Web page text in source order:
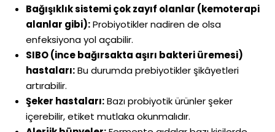
Bağışıklık sistemi çok zayıf olanlar (kemoterapi
alanlar gibi):Probiyotikler nadiren de olsa
enfeksiyona yol açabilir.
SIBO (ince bağırsakta aşırı bakteri üremesi)
hastaları:Bu durumda prebiyotikler şikâyetleri
artırabilir.
Şeker hastaları:Bazı probiyotik ürünler şeker
içerebilir, etiket mutlaka okunmalıdır.